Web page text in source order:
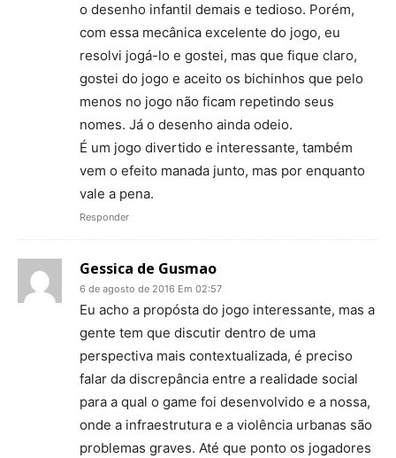
o desenho infantil demais e tedioso. Porém,
com essa mecânica excelente do jogo, eu
resolvi jogá-lo e gostei, mas que fique claro,
gostei do jogo e aceito os bichinhos que pelo
menos no jogo não ficam repetindo seus
nomes. Já o desenho ainda odeio.
É um jogo divertido e interessante, também
vem o efeito manada junto, mas por enquanto
vale a pena.
Responder
Gessica de Gusmao
6 de agosto de 2016 Em 02:57
Eu acho a propósta do jogo interessante, mas a
gente tem que discutir dentro de uma
perspectiva mais contextualizada, é preciso
falar da discrepância entre a realidade social
para a qual o game foi desenvolvido e a nossa,
onde a infraestrutura e a violência urbanas são
problemas graves. Até que ponto os jogadores